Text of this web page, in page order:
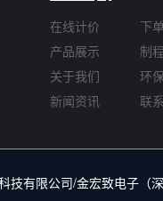
在线计价
下
产品展示
制
关于我们
环
新闻资讯
联
技有限公司/金宏致电子（